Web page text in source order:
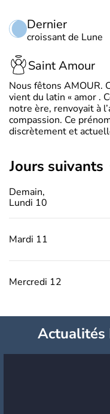
Dernier
croissant de Lune
Saint Amour
Nous fêtons AMOUR.
vient du latin « amor .
notre ère, renvoyait à
compassion. Ce
discrètement et
jours suivants
Demain,
Lundi 10
Mardi 11
Mercredi 12
Actualités